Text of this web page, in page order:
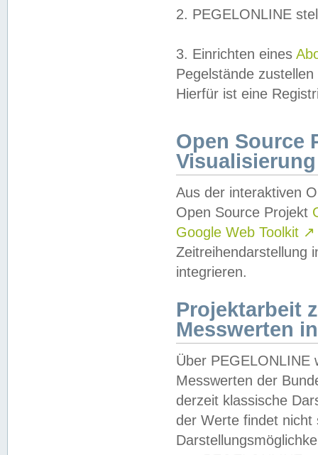
2. PEGELONLINE
3. Einrichten eines
Pegelstände
Hierfür ist eine
Open Source
Visualisierung
Aus der interaktiven
Open Source Projekt
Google Web Toolkit ↗
Zeitreihendarstellung
integrieren.
Projektarbeit
Messwerten
Über PEGELONLINE
Messwerten der
derzeit klassische
der Werte findet